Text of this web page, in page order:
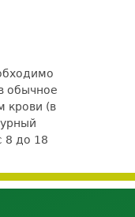
обычное
крови (в
8 до 18